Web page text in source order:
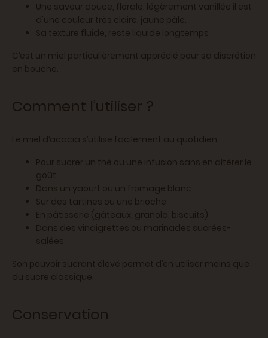
Une saveur douce, florale, légèrement vanillée il est
d'une couleur très claire, jaune pâle.
Sa texture fluide, reste liquide longtemps
C’est un miel particulièrement apprécié pour sa discrétion
en bouche.
Comment l’utiliser ?
Le miel d’acacia s’utilise facilement au quotidien :
Pour sucrer un thé ou une infusion sans en altérer le
goût
Dans un yaourt ou un fromage blanc
Sur des tartines ou une brioche
En pâtisserie (gâteaux, granola, biscuits)
Dans des vinaigrettes ou marinades sucrées-
salées
Son pouvoir sucrant élevé permet d’en utiliser moins que
du sucre classique.
Conservation